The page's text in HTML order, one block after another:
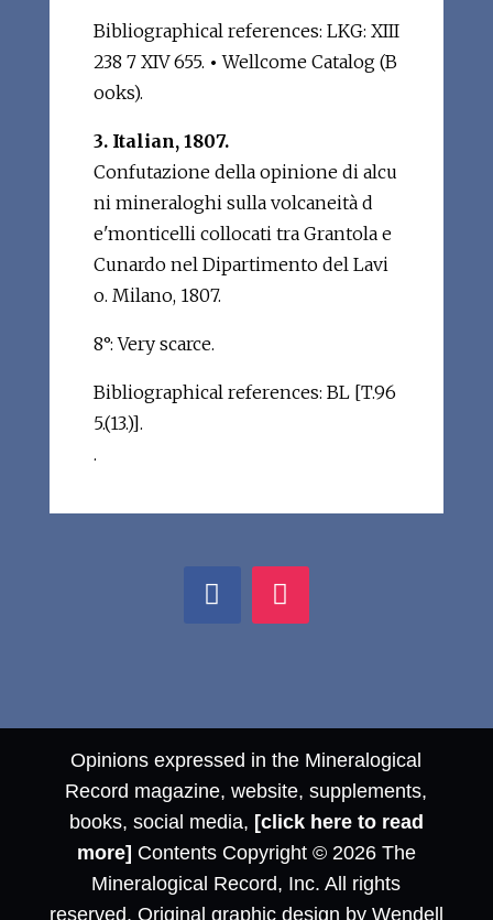
Bibliographical references: LKG: XIII
238 7 XIV 655. • Wellcome Catalog (B
ooks).
3. Italian, 1807.
Confutazione della opinione di alcu
ni mineraloghi sulla volcaneità d
e'monticelli collocati tra Grantola e
Cunardo nel Dipartimento del Lavi
o. Milano, 1807.
8°: Very scarce.
Bibliographical references: BL [T.96
5.(13.)].
.
Opinions expressed in the Mineralogical
Record magazine, website, supplements,
books, social media, [click here to read
more] Contents Copyright © 2026 The
Mineralogical Record, Inc. All rights
reserved. Original graphic design by Wendell